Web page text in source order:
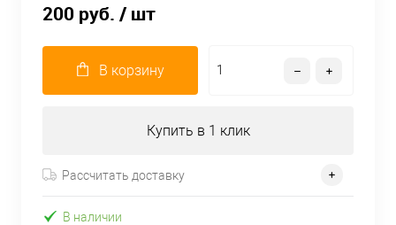
200 руб. / шт
В корзину
Купить в 1 клик
Рассчитать доставку
В наличии